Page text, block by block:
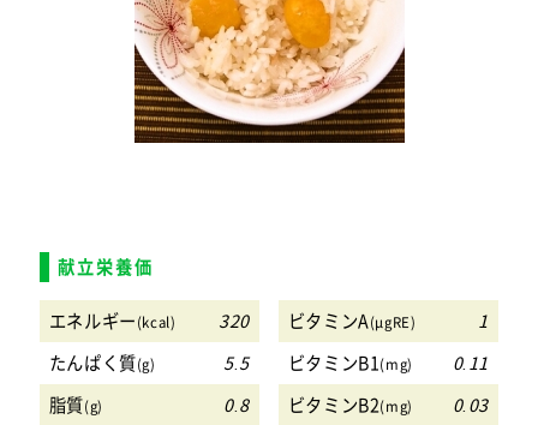
献立栄養価
エネルギー(kcal) 320 ビタミンA(μgRE)
1
たんぱく質(g) 5.5 ビタミンB1(mg)
0.11
脂質(g) 0.8 ビタミンB2(mg)
0.03